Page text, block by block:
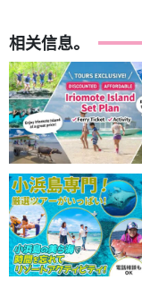
相关信息。